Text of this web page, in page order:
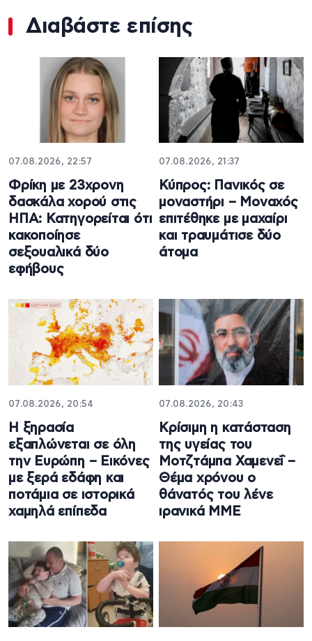
Διαβάστε επίσης
07.08.2026, 22:57
Φρίκη με 23χρονη
δασκάλα χορού στις
ΗΠΑ: Κατηγορείται ότι
κακοποίησε
σεξουαλικά δύο
εφήβους
07.08.2026, 21:37
Κύπρος: Πανικός σε
μοναστήρι – Μοναχός
επιτέθηκε με μαχαίρι
και τραυμάτισε δύο
άτομα
07.08.2026, 20:54
Η ξηρασία
εξαπλώνεται σε όλη
την Ευρώπη – Εικόνες
με ξερά εδάφη και
ποτάμια σε ιστορικά
χαμηλά επίπεδα
07.08.2026, 20:43
Κρίσιμη η κατάσταση
της υγείας του
Μοτζτάμπα Χαμενεΐ –
Θέμα χρόνου ο
θάνατός του λένε
ιρανικά ΜΜΕ